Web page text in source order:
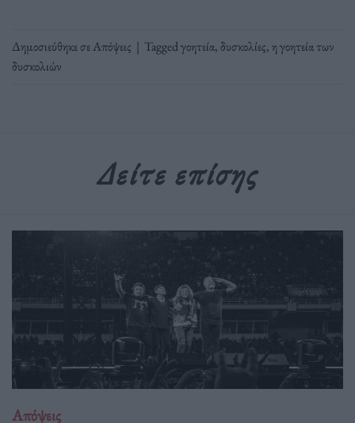
Δημοσιεύθηκε σεΑπόψεις | Taggedγοητεία,δυσκολίες,η γοητεία των
δυσκολιών
Δείτε επίσης
Απόψεις